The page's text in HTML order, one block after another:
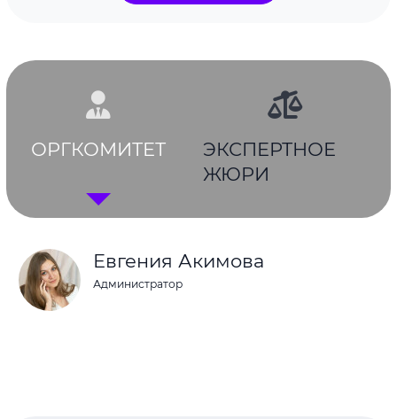
ОРГКОМИТЕТ
ЭКСПЕРТНОЕ
ЖЮРИ
Евгения Акимова
Администратор